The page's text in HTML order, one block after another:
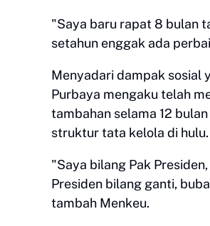
​"Saya baru rapat 8 bulan
setahun enggak ada
​Menyadari dampak sosial
Purbaya mengaku telah
tambahan selama 12
struktur tata kelola di hulu.
​"Saya bilang Pak
Presiden bilang ganti,
tambah Menkeu.